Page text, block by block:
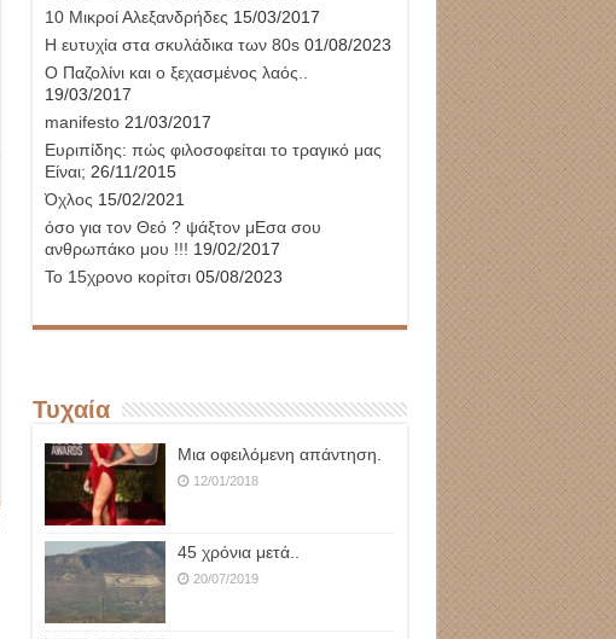
10 Μικροί Αλεξανδρήδες 15/03/2017
Η ευτυχία στα σκυλάδικα των 80s01/08/2023
Ο Παζολίνι και ο ξεχασμένος λαός..
19/03/2017
manifesto21/03/2017
Ευριπίδης: πώς φιλοσοφείται το τραγικό μας
Είναι; 26/11/2015
Όχλος 15/02/2021
όσο για τον Θεό ? ψάξτον μΕσα σου
ανθρωπάκο μου !!! 19/02/2017
Το 15χρονο κορίτσι05/08/2023
Τυχαία
Μια οφειλόμενη απάντηση.
12/01/2018
45 χρόνια μετά..
20/07/2019